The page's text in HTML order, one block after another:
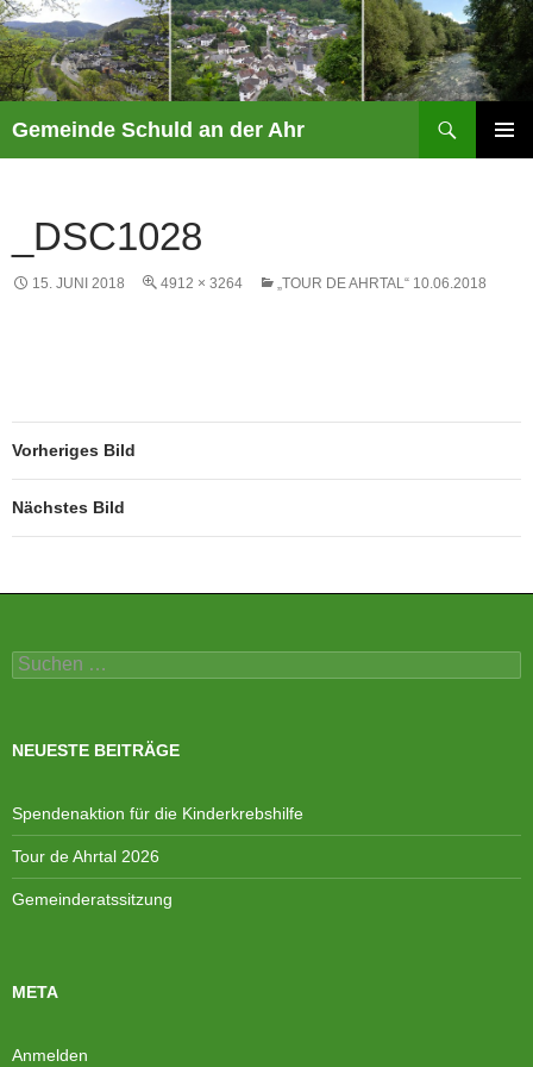
Gemeinde Schuld an der Ahr
_DSC1028
15. JUNI 2018 4912 × 3264 „TOUR DE AHRTAL“ 10.06.2018
Vorheriges Bild
Nächstes Bild
Suchen
nach:
NEUESTE BEITRÄGE
Spendenaktion für die Kinderkrebshilfe
Tour de Ahrtal 2026
Gemeinderatssitzung
META
Anmelden